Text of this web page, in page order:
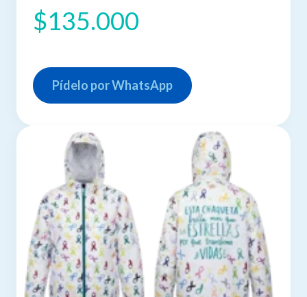
$135.000
Pídelo por WhatsApp